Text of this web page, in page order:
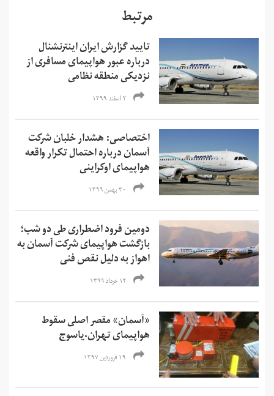
مرتبط
تایید گزارش ایران اینترنشنال
درباره عبور هواپیمای مسافری از
نزدیکی منطقه نظامی
۲ اسفند ۱۳۹۹
اختصاصی: هشدار خلبان شرکت
آسمان درباره احتمال تکرار واقعه
هواپیمای اوکراینی
۳۰ بهمن ۱۳۹۹
دومین فرود اضطراری طی دو شب؛
بازگشت هواپیمای شرکت آسمان به
اهواز به دلیل نقص فنی
۱۲ خرداد ۱۳۹۹
«آسمان» مقصر اصلی سقوط
هواپیمای تهران-یاسوج
۱۹ فروردین ۱۳۹۷